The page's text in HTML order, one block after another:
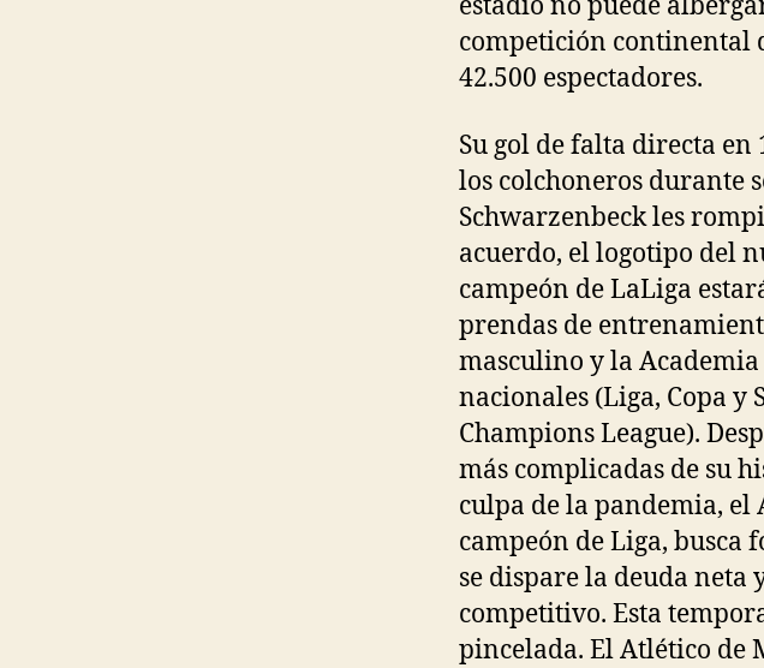
competición continental
42.500 espectadores.
Su gol de falta directa en
los colchoneros durante
Schwarzenbeck les
acuerdo, el logotipo del
campeón de LaLiga
prendas de
masculino y la
nacionales (Liga, Copa y
Champions League).
más complicadas de su
culpa de la pandemia,
campeón de Liga,
se dispare la deuda neta
competitivo. Esta
pincelada. El Atlético de